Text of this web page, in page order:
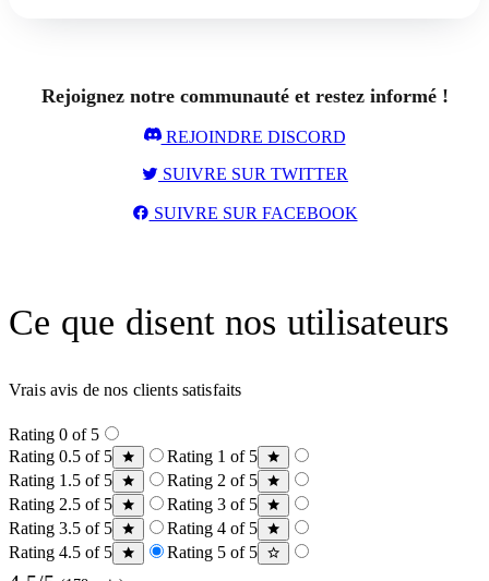
Rejoignez notre communauté et restez informé !
REJOINDRE DISCORD
SUIVRE SUR TWITTER
SUIVRE SUR FACEBOOK
Ce que disent nos utilisateurs
Vrais avis de nos clients satisfaits
Rating 0 of 5
Rating 0.5 of 5
Rating 1 of 5
Rating 1.5 of 5
Rating 2 of 5
Rating 2.5 of 5
Rating 3 of 5
Rating 3.5 of 5
Rating 4 of 5
Rating 4.5 of 5
Rating 5 of 5